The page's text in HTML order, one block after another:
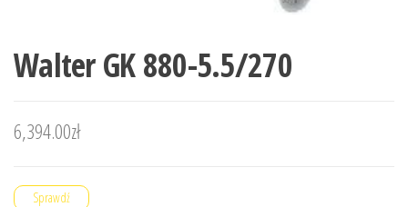
Walter GK 880-5.5/270
6,394.00zł
Sprawdź